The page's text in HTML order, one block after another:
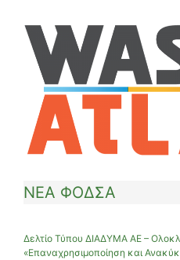
ΝΕΑ ΦΟΔΣΑ
Δελτίο Τύπου ΔΙΑΔΥΜΑ ΑΕ –
«Επαναχρησιμοποίηση και